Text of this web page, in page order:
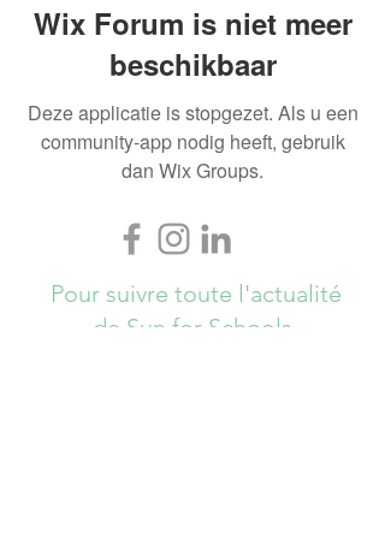
Wix Forum is niet meer
beschikbaar
Deze applicatie is stopgezet. Als u een
community-app nodig heeft, gebruik
dan Wix Groups.
Pour suivre toute l'actualité
de Sun for Schools,